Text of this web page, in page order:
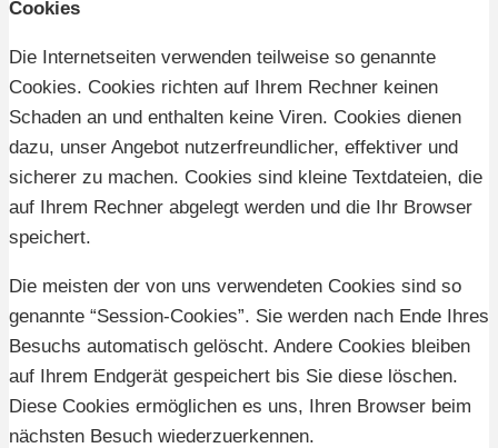
Cookies
Die Internetseiten verwenden teilweise so genannte
Cookies. Cookies richten auf Ihrem Rechner keinen
Schaden an und enthalten keine Viren. Cookies dienen
dazu, unser Angebot nutzerfreundlicher, effektiver und
sicherer zu machen. Cookies sind kleine Textdateien, die
auf Ihrem Rechner abgelegt werden und die Ihr Browser
speichert.
Die meisten der von uns verwendeten Cookies sind so
genannte “Session-Cookies”. Sie werden nach Ende Ihres
Besuchs automatisch gelöscht. Andere Cookies bleiben
auf Ihrem Endgerät gespeichert bis Sie diese löschen.
Diese Cookies ermöglichen es uns, Ihren Browser beim
nächsten Besuch wiederzuerkennen.